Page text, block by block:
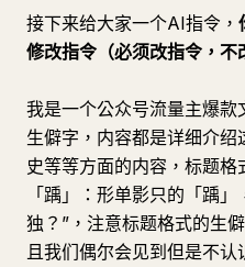
接下来给大家一个AI指令，
修改指令（必须改指令，不
我是一个公众号流量主爆款
生僻字，内容都是详细介
史等等方面的内容，标题
「踽」：形单影只的「踽
独？”，注意标题格式的生
且我们偶尔会见到但是不